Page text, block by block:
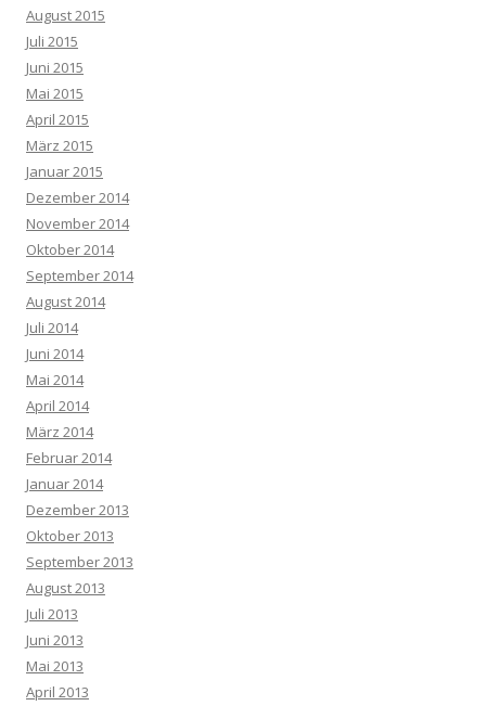
August 2015
Juli 2015
Juni 2015
Mai 2015
April 2015
März 2015
Januar 2015
Dezember 2014
November 2014
Oktober 2014
September 2014
August 2014
Juli 2014
Juni 2014
Mai 2014
April 2014
März 2014
Februar 2014
Januar 2014
Dezember 2013
Oktober 2013
September 2013
August 2013
Juli 2013
Juni 2013
Mai 2013
April 2013